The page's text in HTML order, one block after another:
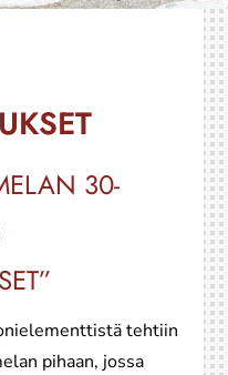
30-
tehtiin
pihaan, jossa